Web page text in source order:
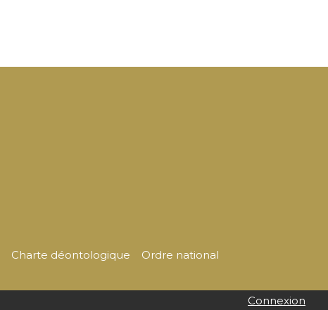
Charte déontologique
Ordre national
Connexion